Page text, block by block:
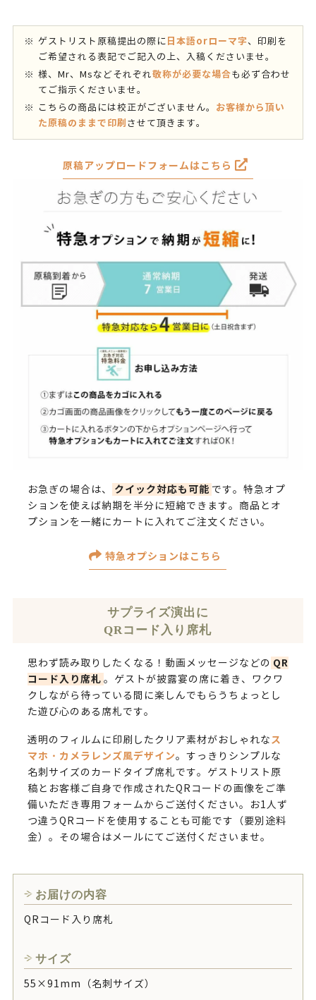
ゲストリスト原稿提出の際に 日本語orローマ字、印刷を
ご希望される表記でご記入の上、入稿くださいませ。
様、Mr、Msなどそれぞれ敬称が必要な場合も必ず合わせ
てご指示くださいませ。
こちらの商品には校正がございません。 お客様から頂い
た原稿のままで印刷 させて頂きます。
原稿アップロードフォームはこちら
お急ぎの場合は、 クイック対応も可能 です。特急オプ
ションを使えば納期を半分に短縮できます。商品とオ
プションを一緒にカートに入れてご注文ください。
特急オプションはこちら
サプライズ演出に
QRコード入り席札
思わず読み取りしたくなる！動画メッセージなどの QR
コード入り席札 。ゲストが披露宴の席に着き、ワクワ
クしながら待っている間に楽しんでもらうちょっとし
た遊び心のある席札です。
透明のフィルムに印刷したクリア素材がおしゃれなス
マホ・カメラレンズ風デザイン。すっきりシンプルな
名刺サイズのカードタイプ席札です。ゲストリスト原
稿とお客様ご自身で作成されたQRコードの画像をご準
備いただき専用フォームからご送付ください。お1人ず
つ違うQRコードを使用することも可能です（要別途料
金）。その場合はメールにてご送付くださいませ。
お届けの内容
QRコード入り席札
サイズ
55×91mm（名刺サイズ）